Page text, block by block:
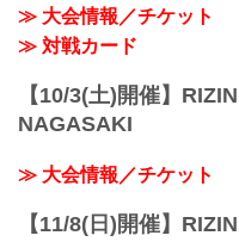
≫ 大会情報／チケット
≫ 対戦カード
【10/3(土)開催】
NAGASAKI
≫ 大会情報／チケット
【11/8(日)開催】